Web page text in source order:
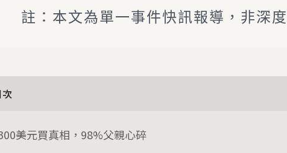
註：本文為單一事件快訊報導，非深
次
美元買真相，98%父親心碎